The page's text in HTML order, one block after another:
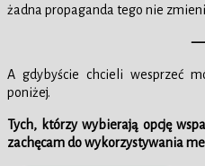
żadna propaganda tego nie
A gdybyście chcieli wesprzeć
poniżej.
Tych, którzy wybierają opcję
zachęcam do wykorzystywania